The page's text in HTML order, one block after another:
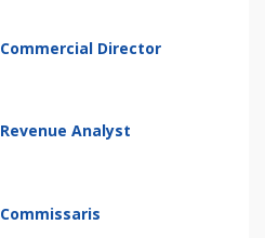
Commercial Director
Revenue Analyst
Commissaris